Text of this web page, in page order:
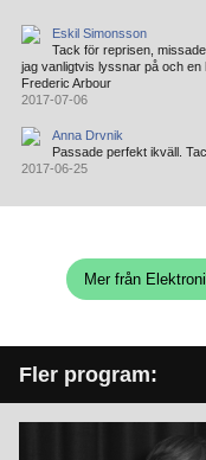
Eskil Simonsson
Tack för reprisen,
jag vanligtvis lyssnar på och
Frederic Arbour
2017-07-06
Anna Drvnik
Passade perfekt ikväll.
2017-06-25
Mer från
Fler program: